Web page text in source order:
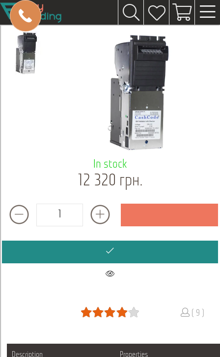
In stock
12 320 грн.
( 9 )
Description Properties